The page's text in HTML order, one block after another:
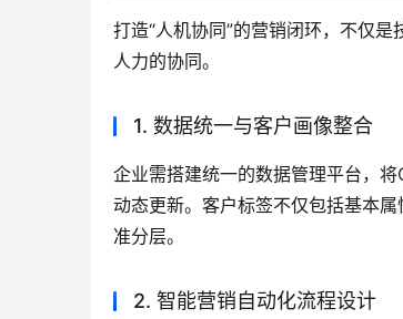
打造“人机协同”的营销闭环，不仅
人力的协同。
1. 数据统一与客户画像整合
企业需搭建统一的数据管理平台，
动态更新。客户标签不仅包括基本
准分层。
2. 智能营销自动化流程设计